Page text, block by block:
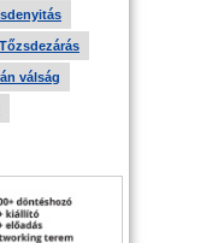
Tőzsdezárás
válság